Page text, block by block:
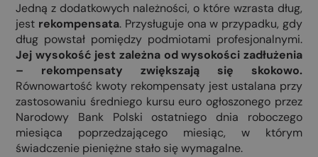
Jedną z dodatkowych należności, o które wzrasta dług,
jest rekompensata. Przysługuje ona w przypadku, gdy
dług powstał pomiędzy podmiotami profesjonalnymi.
Jej wysokość jest zależna od wysokości zadłużenia
– rekompensaty zwiększają się skokowo.
Równowartość kwoty rekompensaty jest ustalana przy
zastosowaniu średniego kursu euro ogłoszonego przez
Narodowy Bank Polski ostatniego dnia roboczego
miesiąca poprzedzającego miesiąc, w którym
świadczenie pieniężne stało się wymagalne.